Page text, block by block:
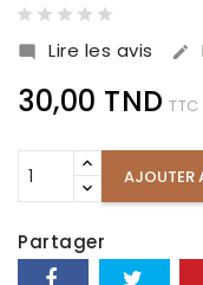
 Lire les avis 
30,00 TND TTC
AJOUTER
Partager